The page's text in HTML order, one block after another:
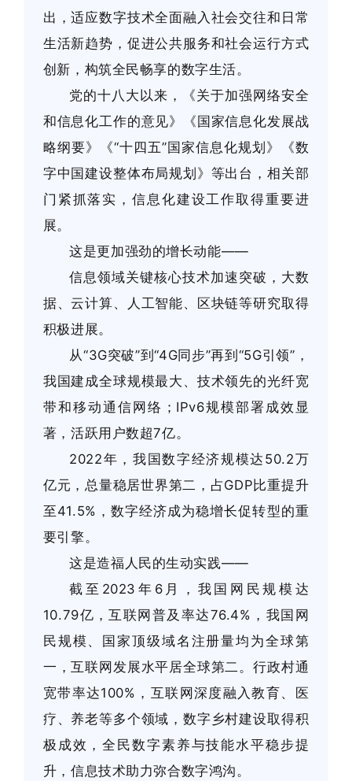
出，适应数字技术全面融入社会交往和日常
生活新趋势，促进公共服务和社会运行方式
创新，构筑全民畅享的数字生活。
党的十八大以来，《关于加强网络安全
和信息化工作的意见》《国家信息化发展战
略纲要》《“十四五”国家信息化规划》《数
字中国建设整体布局规划》等出台，相关部
门紧抓落实，信息化建设工作取得重要进
展。
这是更加强劲的增长动能——
信息领域关键核心技术加速突破，大数
据、云计算、人工智能、区块链等研究取得
积极进展。
从“3G突破”到“4G同步”再到“5G引领”，
我国建成全球规模最大、技术领先的光纤宽
带和移动通信网络；IPv6规模部署成效显
著，活跃用户数超7亿。
2022年，我国数字经济规模达50.2万
亿元，总量稳居世界第二，占GDP比重提升
至41.5%，数字经济成为稳增长促转型的重
要引擎。
这是造福人民的生动实践——
截至2023年6月，我国网民规模达
10.79亿，互联网普及率达76.4%，我国网
民规模、国家顶级域名注册量均为全球第
一，互联网发展水平居全球第二。行政村通
宽带率达100%，互联网深度融入教育、医
疗、养老等多个领域，数字乡村建设取得积
极成效，全民数字素养与技能水平稳步提
升，信息技术助力弥合数字鸿沟。